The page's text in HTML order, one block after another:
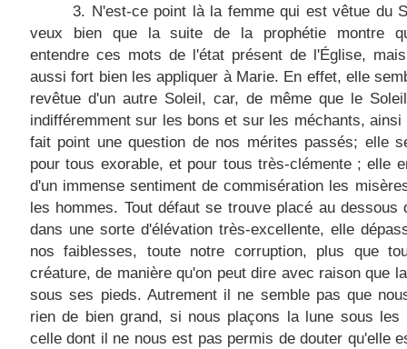
3. N'est-ce point là la femme qui est vêtue du
veux bien que la suite de la prophétie montre
entendre ces mots de l'état présent de l'Église,
aussi fort bien les appliquer à Marie. En effet, elle
revêtue d'un autre Soleil, car, de même que le
indifféremment sur les bons et sur les méchants, ainsi
fait point une question de nos mérites passés; elle
pour tous exorable, et pour tous très-clémente ; elle
d'un immense sentiment de commisération les
les hommes. Tout défaut se trouve placé au dessous
dans une sorte d'élévation très-excellente, elle
nos faiblesses, toute notre corruption, plus que
créature, de manière qu'on peut dire avec raison que
sous ses pieds. Autrement il ne semble pas que
rien de bien grand, si nous plaçons la lune sous les
celle dont il ne nous est pas permis de douter qu'elle